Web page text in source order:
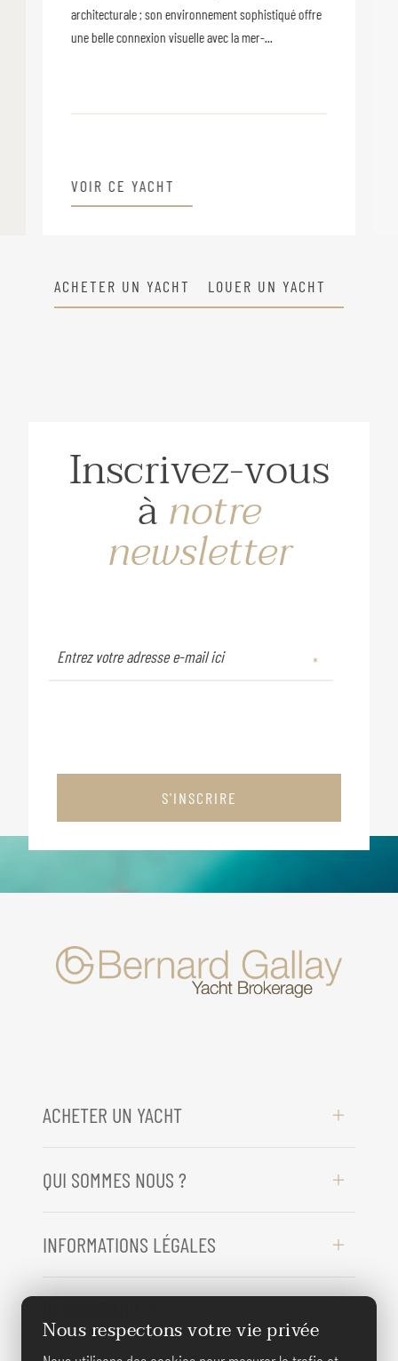
architecturale ; son environnement sophistiqué offre
une belle connexion visuelle avec la mer-...
VOIR CE YACHT
ACHETER UN YACHT LOUER UN YACHT
Inscrivez-vous
ànotre
newsletter
S'INSCRIRE
ACHETER UN YACHT
QUI SOMMES NOUS ?
INFORMATIONS LÉGALES
Nous respectons votre vie privée